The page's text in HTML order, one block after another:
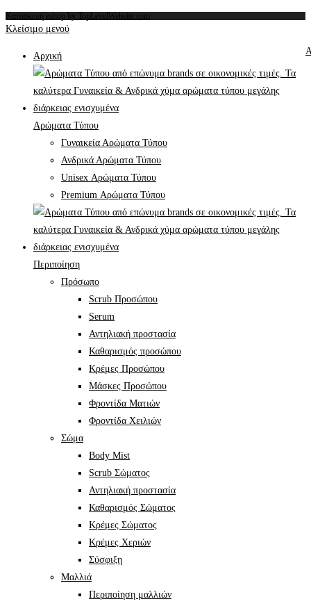
Κατασκευή eshop by TopLevelWebsite.com
Κλείσιμο μενού
Αρχική
Αρώματα Τύπου
Γυναικεία Αρώματα Τύπου
Ανδρικά Αρώματα Τύπου
Unisex Αρώματα Τύπου
Premium Αρώματα Τύπου
Περιποίηση
Πρόσωπο
Scrub Προσώπου
Serum
Αντηλιακή προστασία
Καθαρισμός προσώπου
Κρέμες Προσώπου
Μάσκες Προσώπου
Φροντίδα Ματιών
Φροντίδα Χειλιών
Σώμα
Body Mist
Scrub Σώματος
Αντηλιακή προστασία
Καθαρισμός Σώματος
Κρέμες Σώματος
Κρέμες Χεριών
Σύσφιξη
Mαλλιά
Περιποίηση μαλλιών